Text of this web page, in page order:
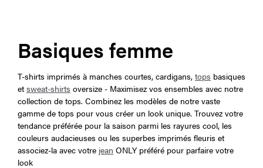
Basiques femme
T-shirts imprimés à manches courtes, cardigans, tops basiques
etsweat-shirts oversize - Maximisez vos ensembles avec notre
collection de tops. Combinez les modèles de notre vaste
gamme de tops pour vous créer un look unique. Trouvez votre
tendance préférée pour la saison parmi les rayures cool, les
couleurs audacieuses ou les superbes imprimés fleuris et
associez-la avec votre jean ONLY préféré pour parfaire votre
look